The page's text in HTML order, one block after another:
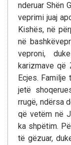
nderuar Shën
veprimi juaj
Kishës, në
në
veproni,
karizmave që
Ecjes.
jetë
rrugë, ndërsa
që vetëm në
ka shpëtim.
të gëzuar,